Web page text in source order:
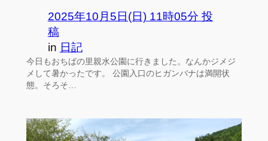
2025年10月5日(日) 11時05分 投
稿
in 日記
今日もおちばの里親水公園に行きました。なんかジメジ
メして暑かったです。 公園入口のヒガンバナは満開状
態。そろそ…